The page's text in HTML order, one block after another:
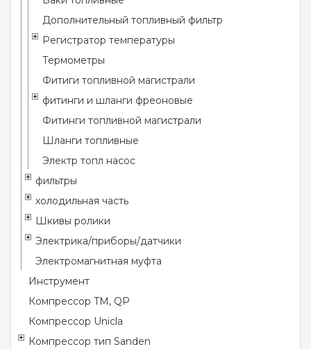
Дополнительный топливный фильтр
Регистратор температуры
Термометры
Фитиги топливной магистрали
фитинги и шланги фреоновые
Фитинги топливной магистрали
Шланги топливные
Электр топл насос
фильтры
холодильная часть
Шкивы ролики
Электрика/приборы/датчики
Электромагнитная муфта
Инструмент
Компрессор TM, QP
Компрессор Unicla
Компрессор тип Sanden